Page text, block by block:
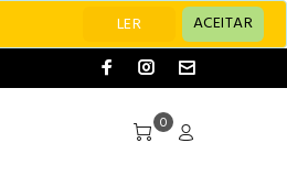
LER
ACEITAR
0